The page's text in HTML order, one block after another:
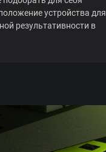
устройства для
результативности в